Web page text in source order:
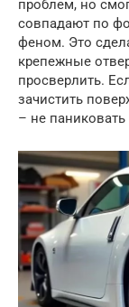
проблем, но
совпадают по
феном. Это
крепежные
просверлить.
зачистить
– не